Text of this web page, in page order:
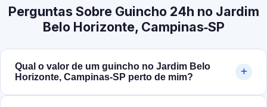
Perguntas Sobre Guincho 24h no Jardim
Belo Horizonte, Campinas‑SP
Qual o valor de um guincho no Jardim Belo
Horizonte, Campinas‑SP perto de mim?